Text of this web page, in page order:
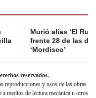
Murió alias ‘El
frente 28 de las
‘Mordisco’
reservados.
reproducciones y usos de las obras
medios de lectura mecánica u otros